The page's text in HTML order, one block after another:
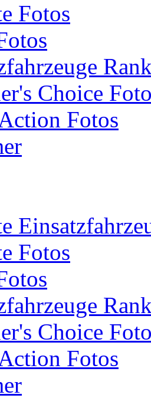
Fotos
Choice
Fotos
Fotos
Choice
Fotos